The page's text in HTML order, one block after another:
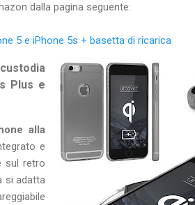
dalla pagina seguente:
5 e iPhone 5s + basetta di ricarica
Plus e
alla
e
sul retro
si adatta